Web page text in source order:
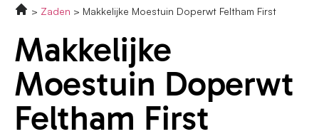
Zaden Makkelijke Moestuin Doperwt Feltham First
Makkelijke
Moestuin Doperwt
Feltham First